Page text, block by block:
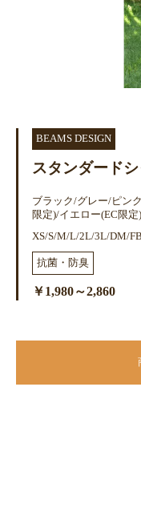
BEAMS DESIGN
スタンダード
ブラック/グレー/ピン
限定)/イエロー(EC限
XS/S/M/L/2L/3L/DM/
抗菌・防臭
￥1,980～2,860